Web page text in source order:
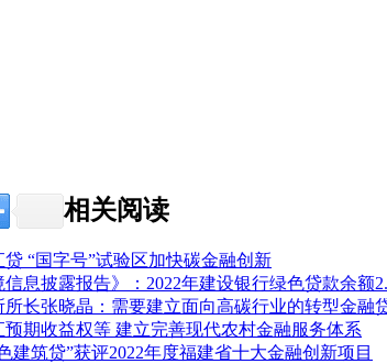
相关阅读
“国字号”试验区加快碳金融创新
息披露报告》：2022年建设银行绿色贷款余额
长张晓晶：需要建立面向高碳行业的转型金融
期收益权等 建立完善现代农村金融服务体系
建筑贷”获评2022年度福建省十大金融创新项目